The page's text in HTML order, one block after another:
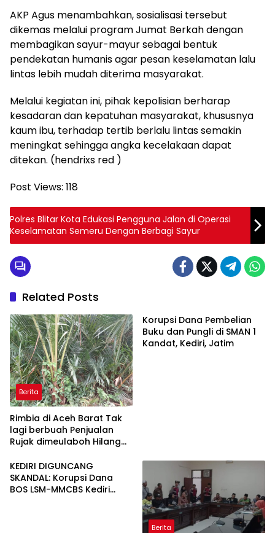
AKP Agus menambahkan, sosialisasi tersebut
dikemas melalui program Jumat Berkah dengan
membagikan sayur-mayur sebagai bentuk
pendekatan humanis agar pesan keselamatan lalu
lintas lebih mudah diterima masyarakat.
Melalui kegiatan ini, pihak kepolisian berharap
kesadaran dan kepatuhan masyarakat, khususnya
kaum ibu, terhadap tertib berlalu lintas semakin
meningkat sehingga angka kecelakaan dapat
ditekan. (hendrixs red )
Post Views: 118
Polres Blitar Kota Edukasi Pengguna Jalan di Operasi
Keselamatan Semeru Dengan Berbagi Sayur
Related Posts
Berita
Rimbia di Aceh Barat Tak
lagi berbuah Penjualan
Rujak dimeulaboh Hilang
Korupsi Dana Pembelian
Buku dan Pungli di SMAN 1
Kandat, Kediri, Jatim
KEDIRI DIGUNCANG
SKANDAL: Korupsi Dana
BOS LSM-MMCBS Kediri
Berita